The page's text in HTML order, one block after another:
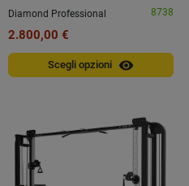
Diamond Professional
8738
2.800,00 €
Scegli opzioni visibility